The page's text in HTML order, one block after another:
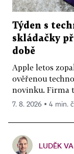
Týden s
skládačky
době
Apple letos
ověřenou
novinku. Firma
7. 8. 2026 ▪ 4 min.
LUDĚK